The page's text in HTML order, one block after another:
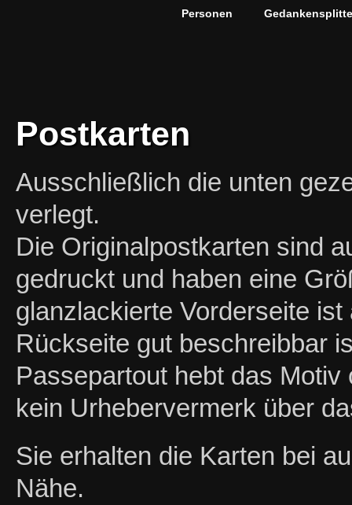
Personen
Postkarten
Ausschließlich die unten
verlegt.
Die Originalpostkarten sind
gedruckt und haben eine
glanzlackierte Vorderseite
Rückseite gut beschreibbar
Passepartout hebt das
kein Urhebervermerk über
Sie erhalten die Karten bei
Nähe.